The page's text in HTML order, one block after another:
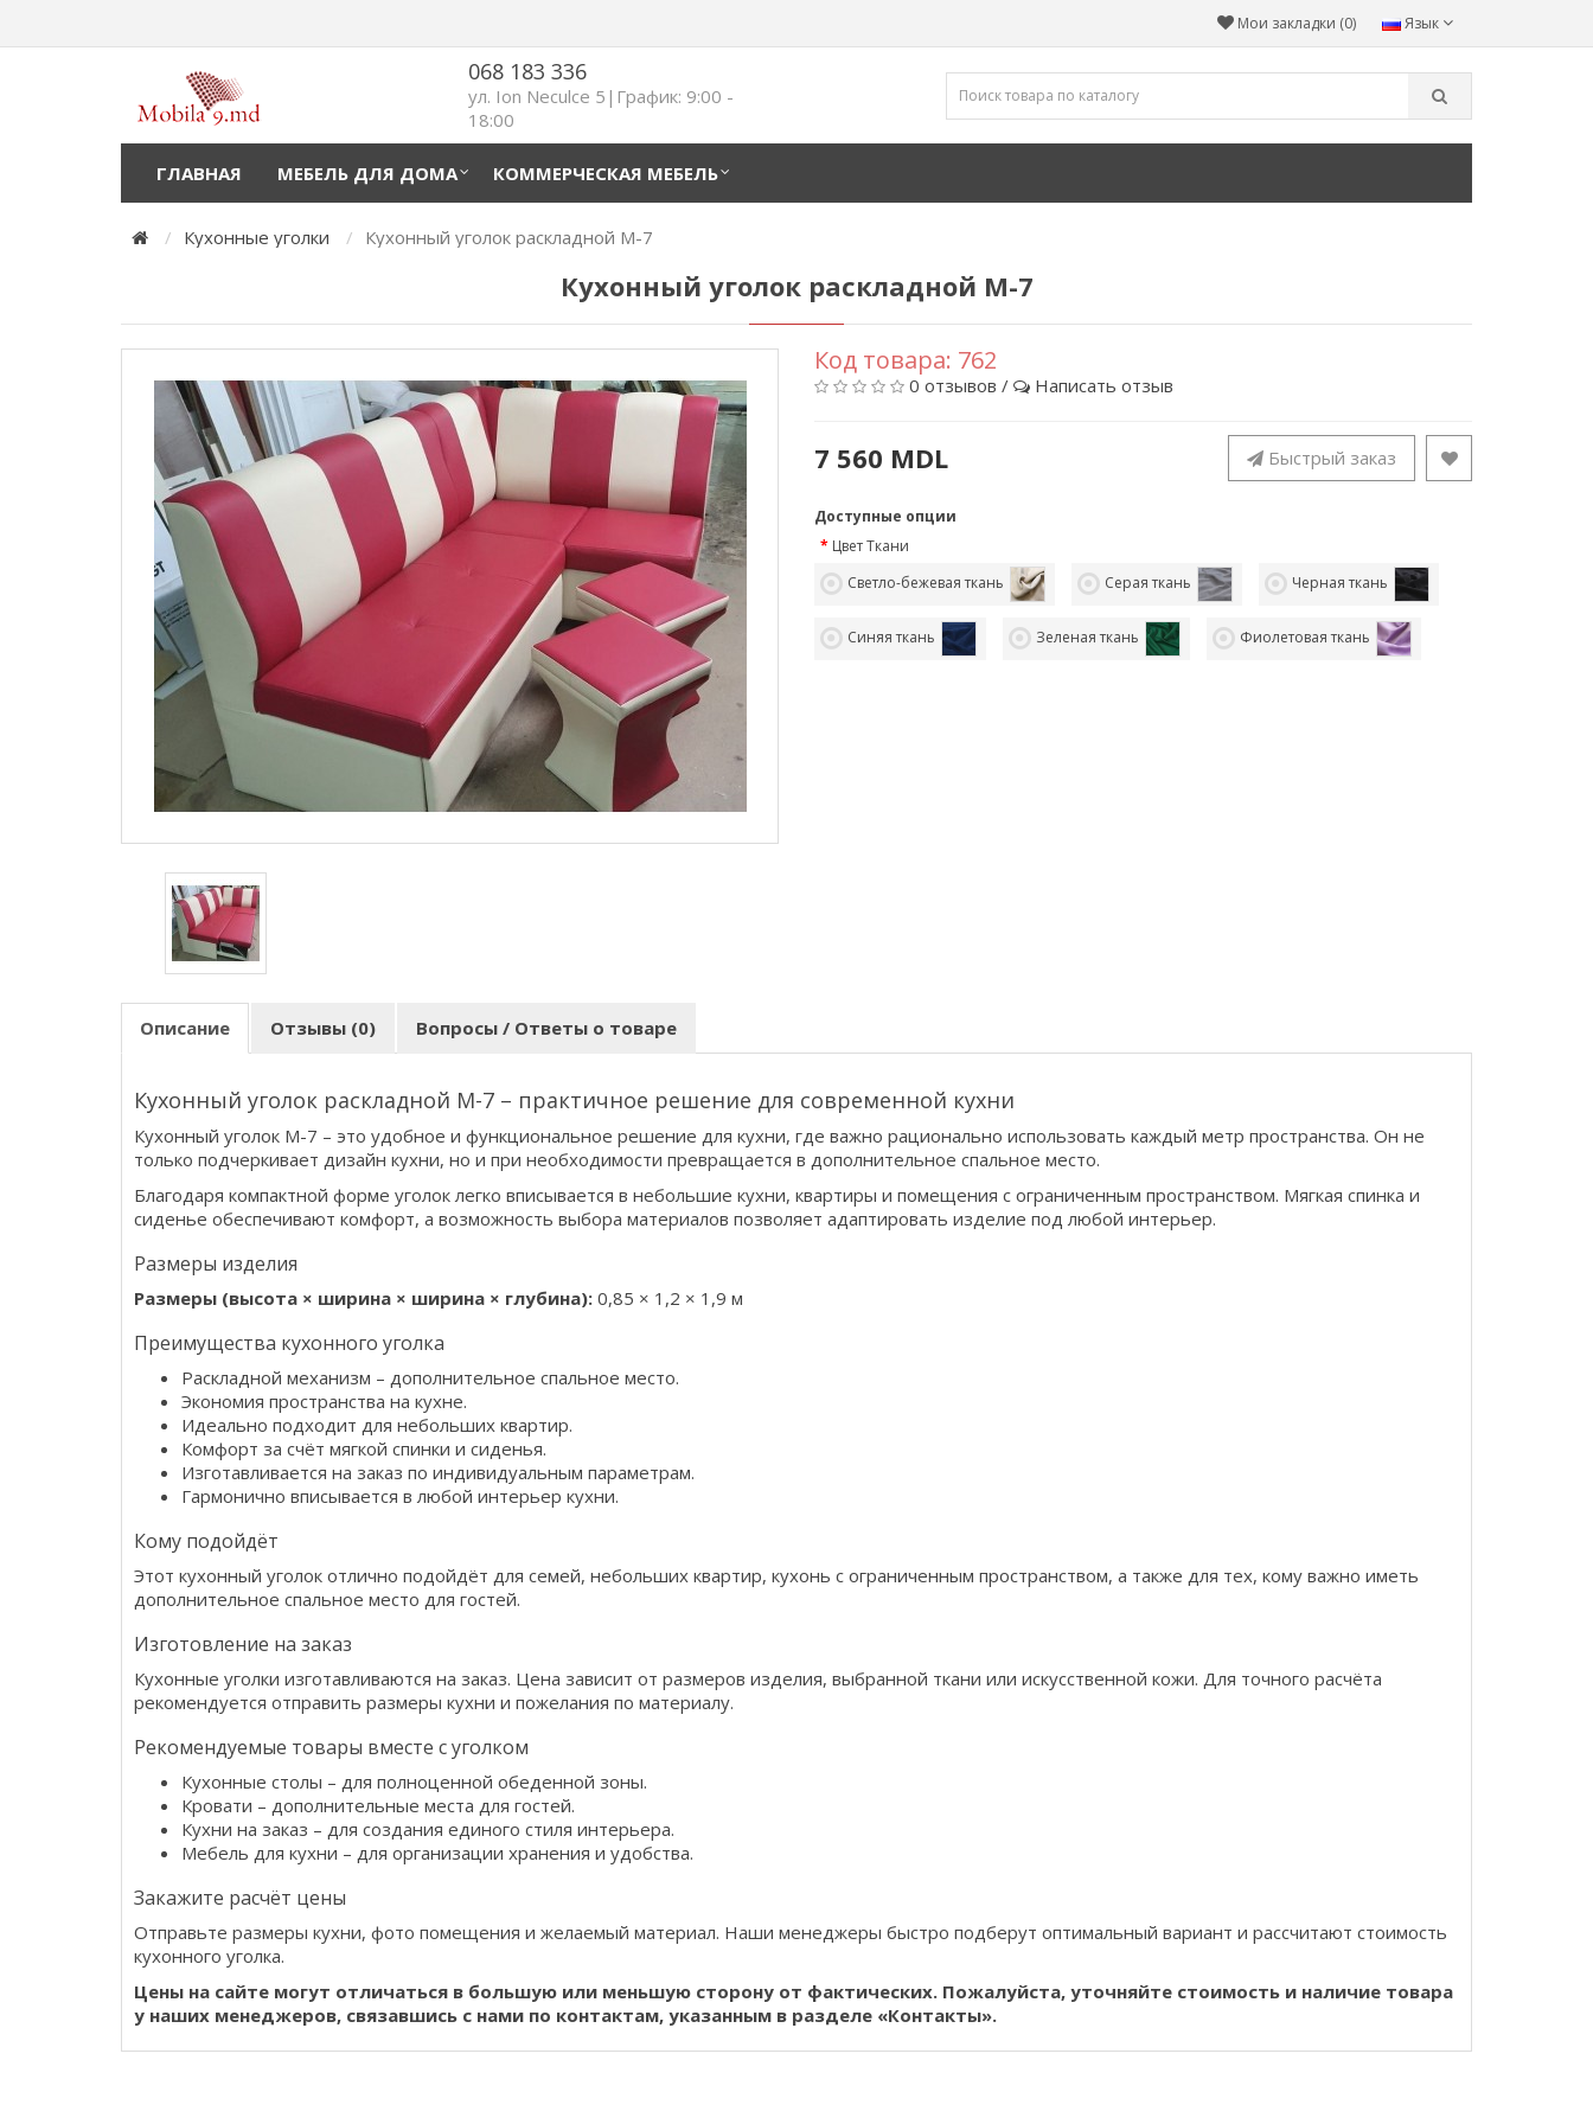
Язык
Мои закладки (0)
068 183 336
ул. Ion Neculce 5|График: 9:00 -
18:00
ГЛАВНАЯ МЕБЕЛЬ ДЛЯ ДОМА КОММЕРЧЕСКАЯ МЕБЕЛЬ
Кухонные уголки Кухонный уголок раскладной М-7
Кухонный уголок раскладной М-7
Код товара: 762
0 отзывов / Написать отзыв
7 560 MDL Быстрый заказ
Доступные опции
Цвет Ткани
Светло-бежевая ткань
Серая ткань Черная ткань
Синяя ткань Зеленая ткань Фиолетовая ткань
Описание Отзывы (0) Вопросы / Ответы о товаре
Кухонный уголок раскладной M-7 – практичное решение для современной кухни
Кухонный уголок M-7 – это удобное и функциональное решение для кухни, где важно рационально использовать каждый метр пространства. Он не
только подчеркивает дизайн кухни, но и при необходимости превращается в дополнительное спальное место.
Благодаря компактной форме уголок легко вписывается в небольшие кухни, квартиры и помещения с ограниченным пространством. Мягкая спинка и
сиденье обеспечивают комфорт, а возможность выбора материалов позволяет адаптировать изделие под любой интерьер.
Размеры изделия
Размеры (высота × ширина × ширина × глубина): 0,85 × 1,2 × 1,9 м
Преимущества кухонного уголка
Раскладной механизм – дополнительное спальное место.
Экономия пространства на кухне.
Идеально подходит для небольших квартир.
Комфорт за счёт мягкой спинки и сиденья.
Изготавливается на заказ по индивидуальным параметрам.
Гармонично вписывается в любой интерьер кухни.
Кому подойдёт
Этот кухонный уголок отлично подойдёт для семей, небольших квартир, кухонь с ограниченным пространством, а также для тех, кому важно иметь
дополнительное спальное место для гостей.
Изготовление на заказ
Кухонные уголки изготавливаются на заказ. Цена зависит от размеров изделия, выбранной ткани или искусственной кожи. Для точного расчёта
рекомендуется отправить размеры кухни и пожелания по материалу.
Рекомендуемые товары вместе с уголком
Кухонные столы – для полноценной обеденной зоны.
Кровати – дополнительные места для гостей.
Кухни на заказ – для создания единого стиля интерьера.
Мебель для кухни – для организации хранения и удобства.
Закажите расчёт цены
Отправьте размеры кухни, фото помещения и желаемый материал. Наши менеджеры быстро подберут оптимальный вариант и рассчитают стоимость
кухонного уголка.
Цены на сайте могут отличаться в большую или меньшую сторону от фактических. Пожалуйста, уточняйте стоимость и наличие товара
у наших менеджеров, связавшись с нами по контактам, указанным в разделе «Контакты».